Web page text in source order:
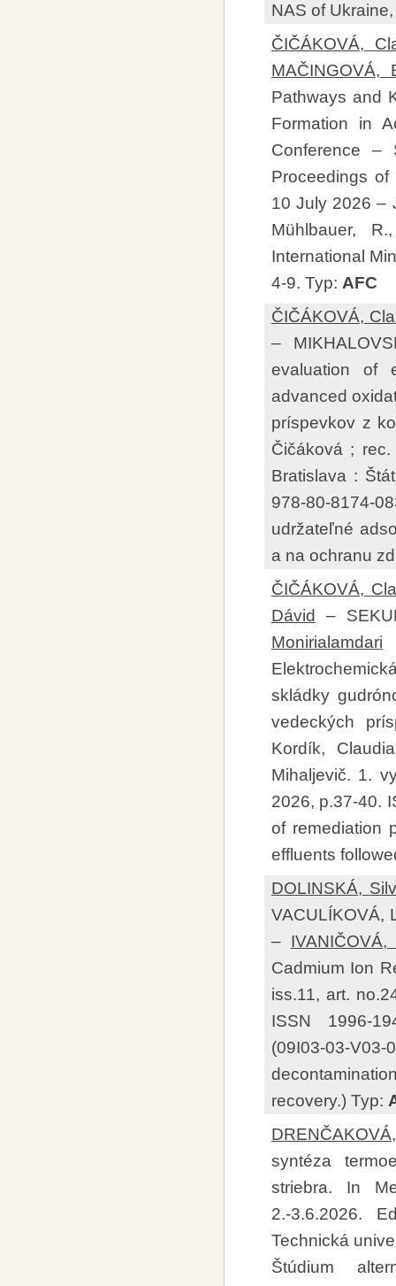
NAS of
ČIČÁKOVÁ,
MAČINGOVÁ,
Pathways and
Formation in
Conference –
Proceedings
10 July 2026 –
Mühlbauer,
International
4-9. Typ: AFC
ČIČÁKOVÁ,
–
evaluation of
advanced
príspevkov z
Čičáková ;
Bratislava :
978-80-8174-
udržateľné
a na ochranu
ČIČÁKOVÁ,
Dávid
–
Monirialamdari
skládky
vedeckých
Kordík,
Mihaljevič. 1.
2026, p.37-40.
of remediation
effluents
DOLINSKÁ,
VACULÍKOVÁ,
– IVANIČOVÁ,
Cadmium Ion
iss.11, art.
ISSN 1996-
(09I03-03-
recovery.) Typ:
syntéza
striebra. In
2.-3.6.2026.
Technická
Štúdium